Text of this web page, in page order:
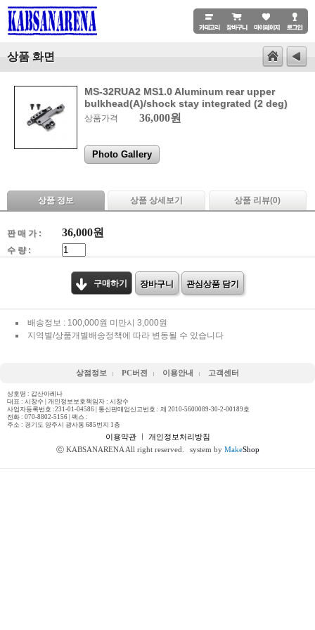
상품 화면
MS-32RUA2 MS1.0 Aluminum rear upper
bulkhead(A)/shock stay integrated (2 deg)
상품가격 36,000원
Photo Gallery
상품 정보 상품 상세보기 상품 리뷰(0)
판 매 가 : 36,000원
수 량 :
구매하기 장바구니 관심상품 담기
배송정보 : 100,000원 미만시 3,000원
지역별/상품개별배송정책에 따라 변동될 수 있습니다
상점정보 PC버젼 이용안내 고객센터
상호명 : 갑산아레나
대표 : 시창수 | 개인정보보호책임자 : 시창수
사업자등록번호 :231-01-04586 | 통신판매업신고번호 : 제 2010-5600089-30-2-00189호
전화 : 070-8802-5156 | 팩스 :
주소 : 경기도 양주시 광사동 685번지 1층
이용약관ㅣ 개인정보처리방침
ⓒ KABSANARENA All right reserved.
system by MakeShop